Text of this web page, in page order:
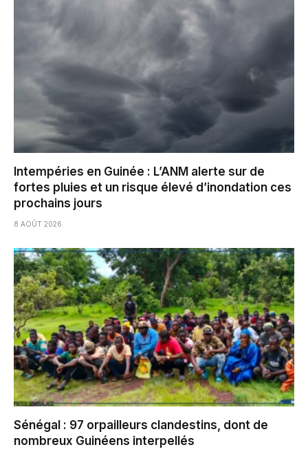
Intempéries en Guinée : L’ANM alerte sur de
fortes pluies et un risque élevé d’inondation ces
prochains jours
8 AOÛT 2026
Sénégal : 97 orpailleurs clandestins, dont de
nombreux Guinéens interpellés